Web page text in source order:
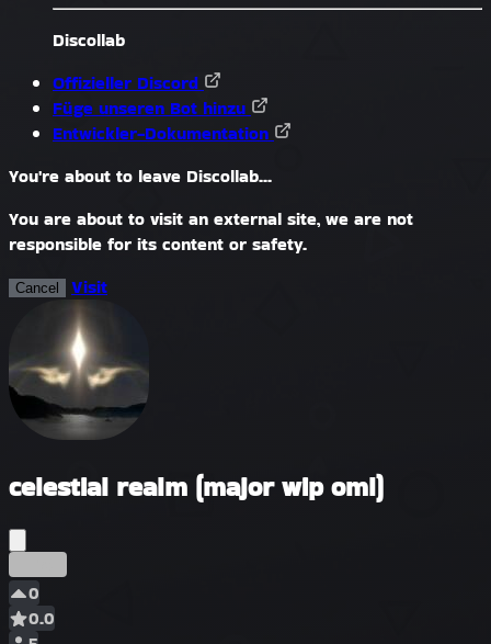
Discollab
Offizieller Discord
Füge unseren Bot hinzu
Entwickler-Dokumentation
You're about to leave Discollab...
You are about to visit an external site, we are not
responsible for its content or safety.
Cancel Visit
celestial realm (major wip oml)
0
0.0